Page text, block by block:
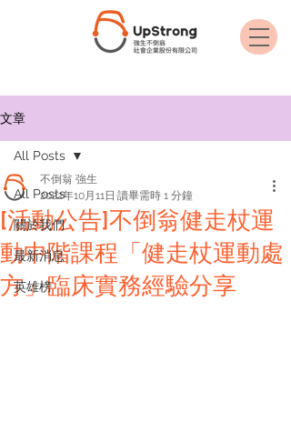
文章
All Posts
關於我們
最新消息
英雄榜
All Posts
[活動公告]不倒翁健走杖運
動中階課程「健走杖運動處
方」臨床實務經驗分享
不倒翁 強生
2022年10月11日 讀畢需時 1 分鐘